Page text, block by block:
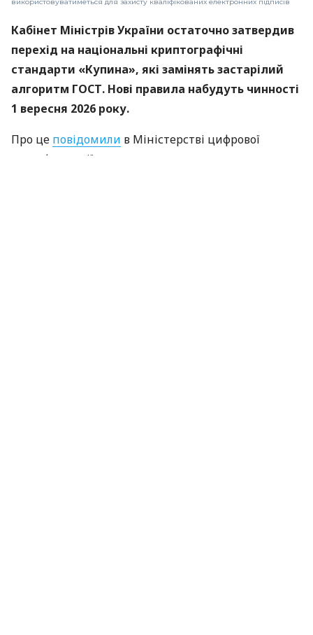
Кабінет Міністрів України остаточно затвердив
перехід на національні криптографічні
стандарти «Купина», які замінять застарілий
алгоритм ГОСТ. Нові правила набудуть чинності
1 вересня 2026 року.
Про це повідомили в Міністерстві цифрової
трансформації.